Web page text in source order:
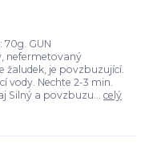
GUN
nefermetovaný
žaludek, je povzbuzující.
vody. Nechte 2-3 min.
Silný a povzbuzu... celý